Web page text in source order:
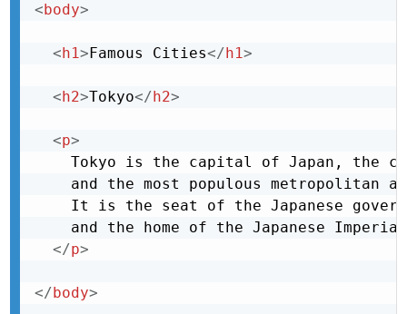
< body>
< h1> Famous Cities</ h1>
< h2>Tokyo</ h2>
<p>
Tokyo is the capital of Japan, the
and the most populous metropolitan
It is the seat of the Japanese
and the home of the Japanese
</p>
</ body>